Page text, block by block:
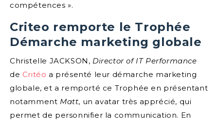
compétences ».
Criteo remporte le Trophée
Démarche marketing globale
Christelle JACKSON, Director of IT Performance
de Critéo a présenté leur démarche marketing
globale, et a remporté ce Trophée en présentant
notamment Matt, un avatar très apprécié, qui
permet de personnifier la communication. En